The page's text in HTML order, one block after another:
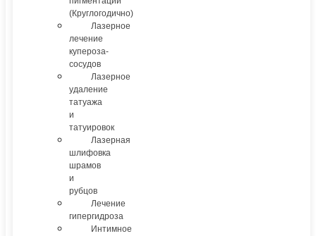
(Круглогодично)
Лазерное
лечение
купероза-
сосудов
Лазерное
удаление
татуажа
и
татуировок
Лазерная
шлифовка
шрамов
и
рубцов
Лечение
гипергидроза
Интимное